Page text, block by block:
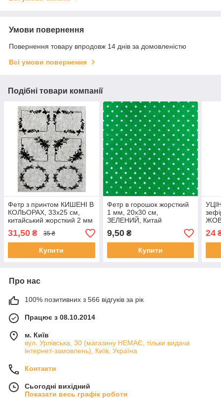
Умови повернення
Повернення товару впродовж 14 днів за домовленістю
Всі умови повернення
Подібні товари компанії
Фетр з принтом КИШЕНІ В
КОЛЬОРАХ, 33x25 см,
китайський жорсткий 2 мм
31,50 ₴ 35 ₴
Купити
Фетр в горошок жорсткий
1 мм, 20x30 см,
ЗЕЛЕНИЙ, Китай
9,50₴
Купити
24
Про нас
100% позитивних з 566 відгуків за рік
Працює з 08.10.2014
м. Київ
вул. Урлівська, 30 (магазину НЕМАЄ, тільки видача
інтернет-замовлень), Київ, Україна
Контакти
Сьогодні вихідний
Показати весь графік роботи